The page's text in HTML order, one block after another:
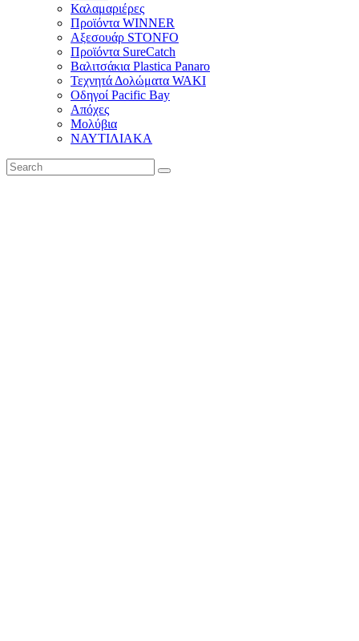
Καλαμαριέρες
Προϊόντα WINNER
Αξεσουάρ STONFO
Προϊόντα SureCatch
Βαλιτσάκια Plastica Panaro
Τεχνητά Δολώματα WAKI
Οδηγοί Pacific Bay
Απόχες
Μολύβια
ΝΑΥΤΙΛΙΑΚΑ